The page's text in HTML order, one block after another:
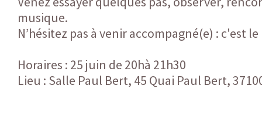
musique.
N’hésitez pas à venir accompagné(e) : c'est
Horaires : 25 juin de 20hà 21h30
Lieu : Salle Paul Bert, 45 Quai Paul Bert,